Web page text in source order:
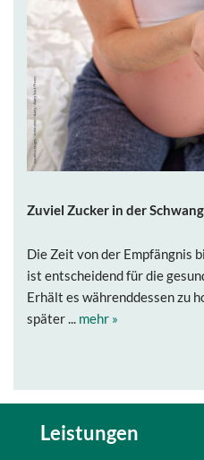
Zuviel Zucker in der
Die Zeit von der Empfängnis
ist entscheidend für die
Erhält es währenddessen zu
später ... mehr »
Leistungen